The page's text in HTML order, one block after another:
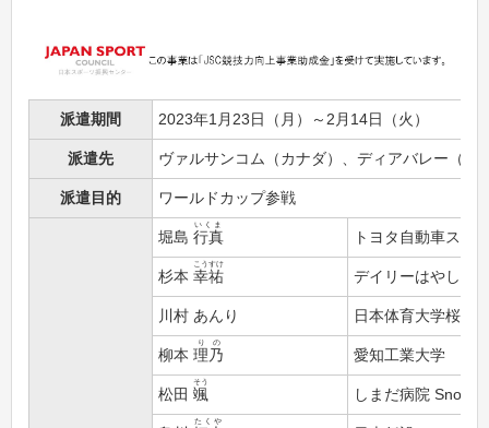
派遣期間 2023年1月23日（月）～2月14日（火）
派遣先 ヴァルサンコム（カナダ）、ディアバレー（ア
派遣目的 ワールドカップ参戦
堀島 行真
いくま
トヨタ自動車スキ
杉本 幸祐
こうすけ
デイリーはやしや
川村 あんり 日本体育大学桜華
柳本 理乃
りの
愛知工業大学
松田 颯
そう
しまだ病院 Snow
たくや